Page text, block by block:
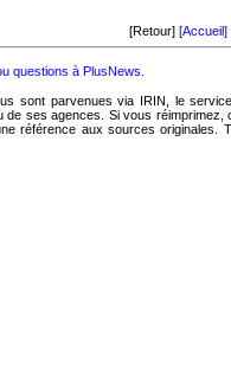
[Retour] [Accueil]
questions à PlusNews.
sont parvenues via IRIN, le
ses agences. Si vous
référence aux sources originales.